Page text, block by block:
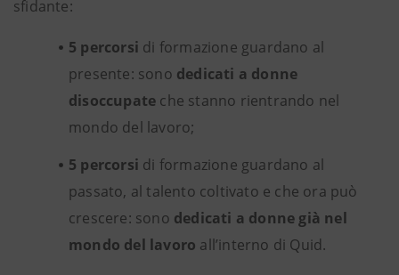
sfidante:
5 percorsi di formazione guardano al
presente: sono dedicati a donne
disoccupate che stanno rientrando nel
mondo del lavoro;
5 percorsi di formazione guardano al
passato, al talento coltivato e che ora può
crescere: sono dedicati a donne già nel
mondo del lavoro all’interno di Quid.